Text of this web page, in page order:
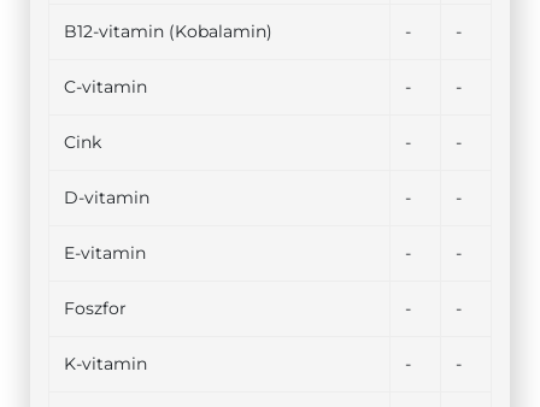
B12-vitamin (Kobalamin) - -
C-vitamin - -
Cink - -
D-vitamin - -
E-vitamin - -
Foszfor - -
K-vitamin - -